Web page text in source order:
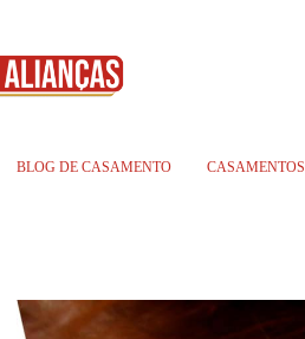
BLOG DE CASAMENTO CASAMENTOS